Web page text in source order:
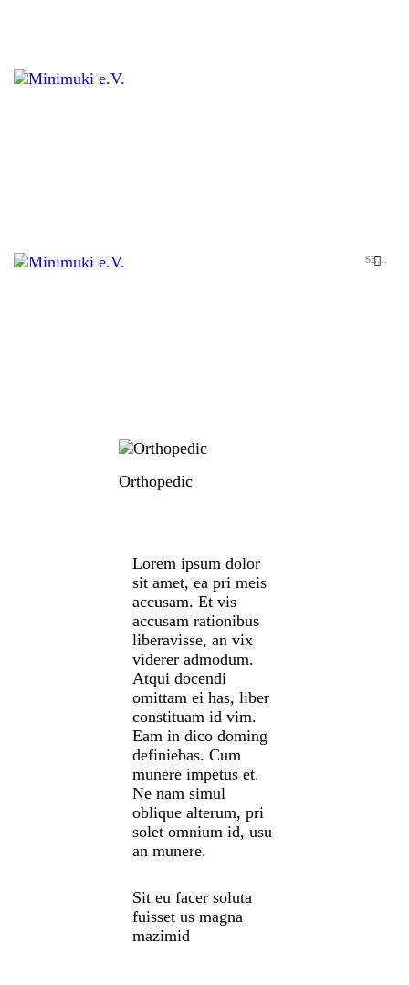
LEISTUNGEN
Orthopedic
Lorem ipsum dolor
sit amet, ea pri meis
accusam. Et vis
accusam rationibus
liberavisse, an vix
viderer admodum.
Atqui docendi
omittam ei has, liber
constituam id vim.
Eam in dico doming
definiebas. Cum
munere impetus et.
Ne nam simul
oblique alterum, pri
solet omnium id, usu
an munere.
Sit eu facer soluta
fuisset us magna
mazimid